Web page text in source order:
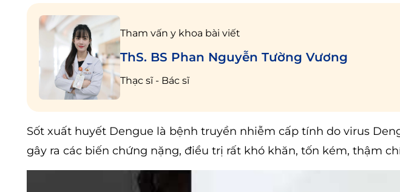
Tham vấn y khoa bài viết
ThS. BS Phan Nguyễn Tường Vương
Thạc sĩ - Bác sĩ
Sốt xuất huyết Dengue là bệnh truyền nhiễm cấp tính do virus
gây ra các biến chứng nặng, điều trị rất khó khăn, tốn kém, thậm